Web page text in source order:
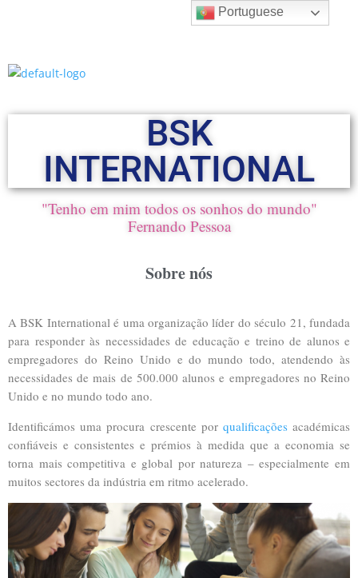
BSK
INTERNATIONAL
"Tenho em mim todos os sonhos do mundo"
Fernando Pessoa
Sobre nós
A BSK International é uma organização líder do século 21, fundada
para responder às necessidades de educação e treino de alunos e
empregadores do Reino Unido e do mundo todo, atendendo às
necessidades de mais de 500.000 alunos e empregadores no Reino
Unido e no mundo todo ano.
Identificámos uma procura crescente por qualificaçõesacadémicas
confiáveis e consistentes e prémios à medida que a economia se
torna mais competitiva e global por natureza – especialmente em
muitos sectores da indústria em ritmo acelerado.
Portuguese